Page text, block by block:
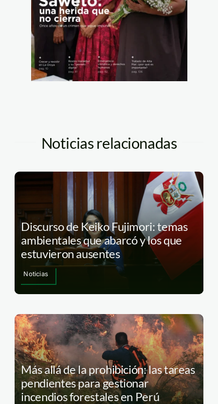
Noticias relacionadas
Discurso de Keiko Fujimori: temas
ambientales que abarcó y los que
estuvieron ausentes
Noticias
Más allá de la prohibición: las tareas
pendientes para gestionar
incendios forestales en Perú